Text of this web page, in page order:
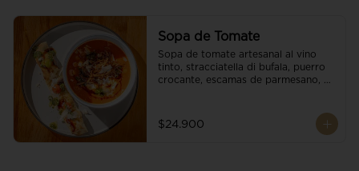
Sopa de Tomate
Sopa de tomate artesanal al vino
tinto, stracciatella di bufala, puerro
crocante, escamas de parmesano,
Acompañado de un tostón de pan
focaccia.
$24.900